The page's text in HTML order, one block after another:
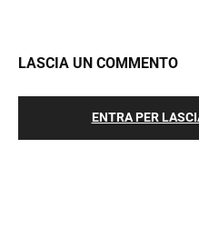
LASCIA UN COMMENTO
ENTRA PER